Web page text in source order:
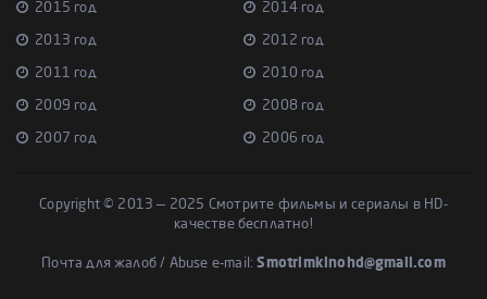
2015 год 2014 год
2013 год 2012 год
2011 год 2010 год
2009 год 2008 год
2007 год 2006 год
Copyright © 2013 — 2025 Смотрите фильмы и сериалы в HD-
качестве бесплатно!
Почта для жалоб / Abuse e-mail:Smotrimkinohd@gmail.com